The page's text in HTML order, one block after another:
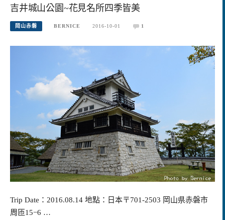
吉井城山公園~花見名所四季皆美
岡山赤磐 BERNICE 2016-10-01 1
Trip Date：2016.08.14 地點：日本〒701-2503 岡山県赤磐市
周匝15−6 …